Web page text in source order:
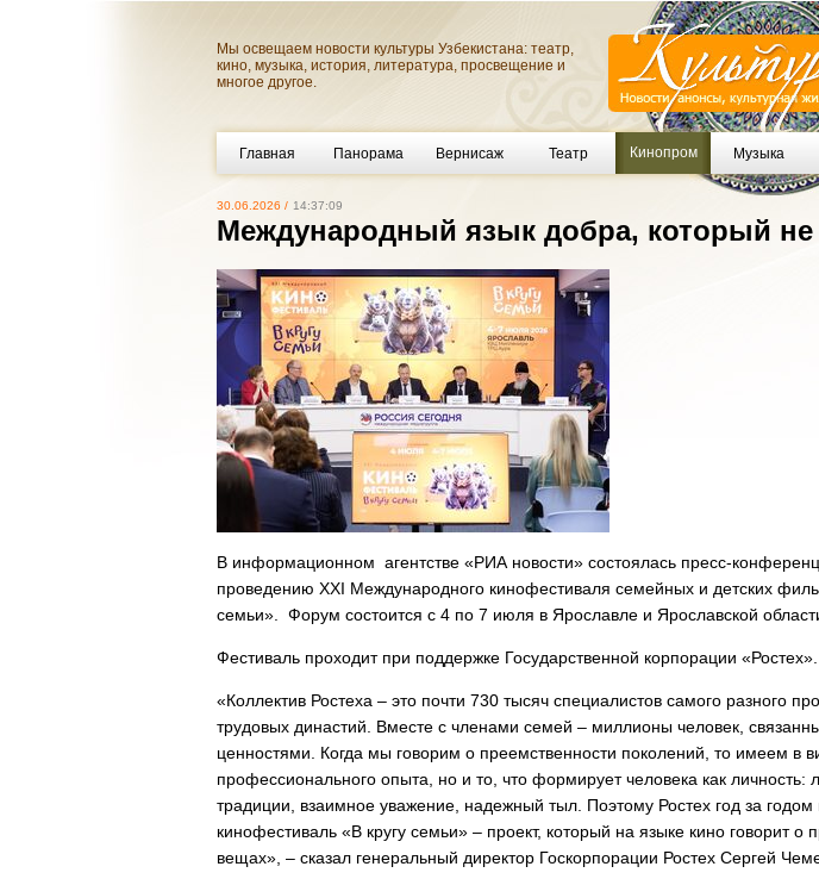
Мы освещаем новости культуры Узбекистана: театр,
кино, музыка, история, литература, просвещение и
многое другое.
Главная Панорама Вернисаж Театр Кинопром Музыка
30.06.2026 / 14:37:09
Международный язык добра, который не
В информационном агентстве «РИА новости» состоялась пресс-
проведению XХI Международного кинофестиваля семейных и детских
семьи». Форум состоится с 4 по 7 июля в Ярославле и Ярославской
Фестиваль проходит при поддержке Государственной корпорации «Ростех».
«Коллектив Ростеха – это почти 730 тысяч специалистов самого разного
трудовых династий. Вместе с членами семей – миллионы человек,
ценностями. Когда мы говорим о преемственности поколений, то имеем в
профессионального опыта, но и то, что формирует человека как
традиции, взаимное уважение, надежный тыл. Поэтому Ростех год за годом
кинофестиваль «В кругу семьи» – проект, который на языке кино говорит о
вещах», – сказал генеральный директор Госкорпорации Ростех Сергей